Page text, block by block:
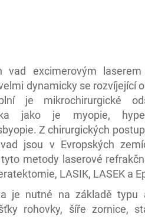
vad excimerovým
dynamicky se rozvíjející
je mikrochirurgické
jako je myopie,
Z chirurgických
jsou v Evropských
metody laserové
LASIK, LASEK a
je nutné na základě typu
rohovky, šíře zornice,